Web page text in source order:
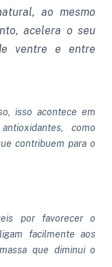
ao mesmo
acelera o seu
ventre e entre
isso acontece em
como
contribuem para o
por favorecer o
facilmente aos
que diminui o